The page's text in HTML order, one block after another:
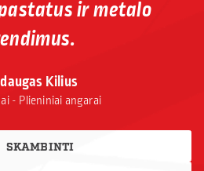
Kilius
- Plieniniai angarai
SKAMBINTI
ir metalo